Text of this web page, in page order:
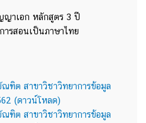
ญาเอก หลักสูตร 3 ปี
ารสอนเป็นภาษาไทย
ฑิต สาขาวิชาวิทยาการข้อมูล
(ดาวน์โหลด)
ฑิต สาขาวิชาวิทยาการข้อมูล